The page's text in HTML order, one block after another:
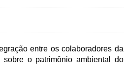
entre os colaboradores da
o patrimônio ambiental do